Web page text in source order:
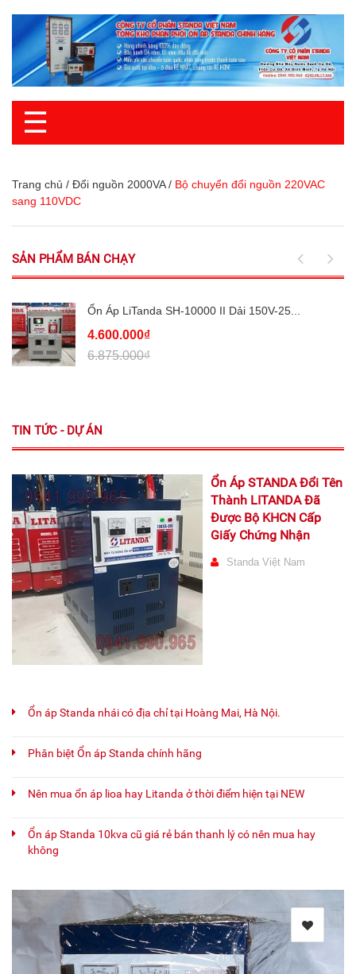
☰
Trang chủ / Đổi nguồn 2000VA / Bộ chuyển đổi nguồn 220VAC
sang 110VDC
SẢN PHẨM BÁN CHẠY
Ổn Áp LiTanda SH-10000 II Dải 150V-25...
4.600.000₫
6.875.000₫
TIN TỨC - DỰ ÁN
Ổn Áp STANDA Đổi Tên
Thành LITANDA Đã
Được Bộ KHCN Cấp
Giấy Chứng Nhận
Standa Việt Nam
Ổn áp Standa nhái có địa chỉ tại Hoàng Mai, Hà Nội.
Phân biệt Ổn áp Standa chính hãng
Nên mua ổn áp lioa hay Litanda ở thời điểm hiện tại NEW
Ổn áp Standa 10kva cũ giá rẻ bán thanh lý có nên mua hay
không